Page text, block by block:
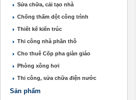
Sửa chữa, cải tạo nhà
Chống thấm dột công trình
Thiết kế kiến trúc
Thi công nhà phần thô
Cho thuê Cốp pha giàn giáo
Phòng xông hơi
Thi công, sửa chữa điện nước
Sản phẩm